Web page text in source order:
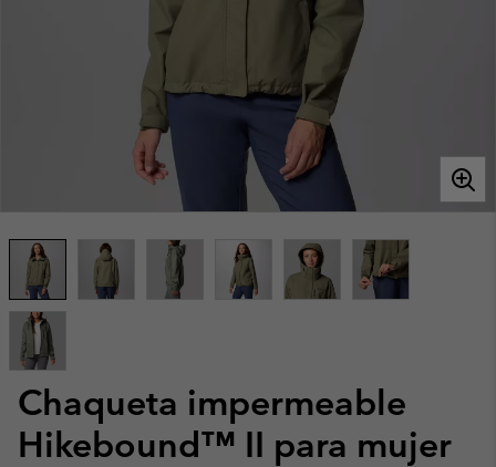
Chaqueta impermeable
Hikebound™ II para mujer